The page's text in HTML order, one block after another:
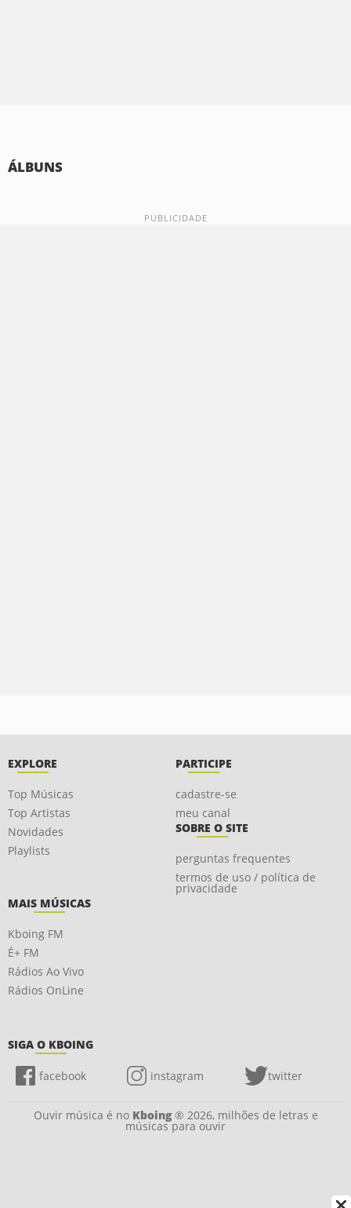
ÁLBUNS
EXPLORE
Top Músicas
Top Artistas
Novidades
Playlists
PARTICIPE
cadastre-se
meu canal
SOBRE O SITE
perguntas frequentes
termos de uso / política de
privacidade
MAIS MÚSICAS
Kboing FM
É+ FM
Rádios Ao Vivo
Rádios OnLine
SIGA O KBOING
facebook instagram twitter
Ouvir música é no Kboing® 2026, milhões de letras e
músicas para ouvir